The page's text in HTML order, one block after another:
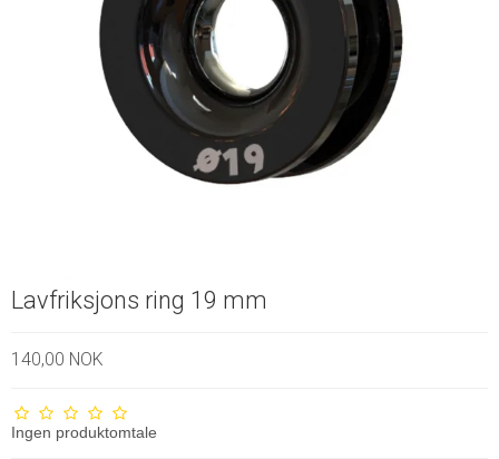
Lavfriksjons ring 19 mm
140,00 NOK
Ingen produktomtale